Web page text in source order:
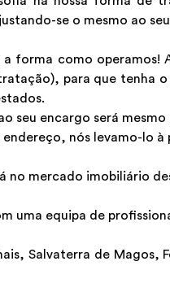
se o mesmo ao
forma como operamos!
para que tenha
seu encargo será
endereço, nós levamo-lo à
no mercado imobiliário
uma equipa de
Salvaterra de Magos,